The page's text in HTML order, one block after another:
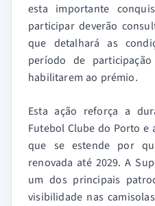
esta importante
participar deverão
que detalhará as
período de
habilitarem ao prémio.
Esta ação reforça a
Futebol Clube do Porto e
que se estende por
renovada até 2029. A
um dos principais
visibilidade nas